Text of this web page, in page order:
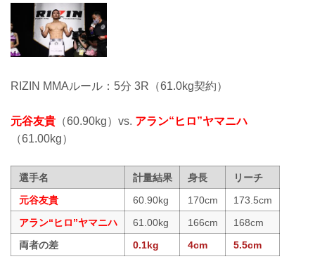
RIZIN MMAルール：5分 3R（61.0kg契約）
元谷友貴 （60.90kg）vs. アラン“ヒロ”ヤマニハ
（61.00kg）
選手名 計量結果 身長
リーチ
元谷友貴
60.90kg 170cm
173.5cm
アラン“ヒロ”ヤマニハ
61.00kg 166cm
168cm
両者の差
0.1kg 4cm 5.5cm